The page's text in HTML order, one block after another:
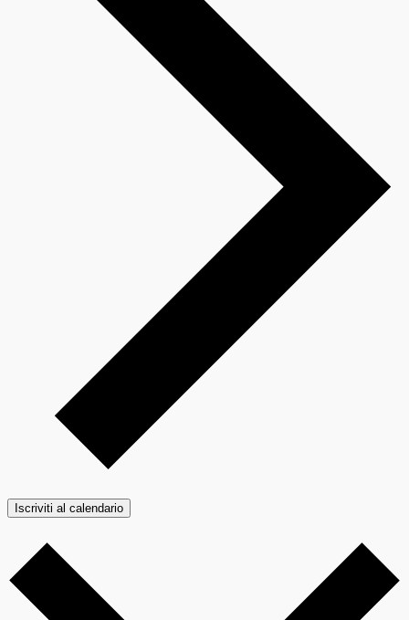
Iscriviti al calendario